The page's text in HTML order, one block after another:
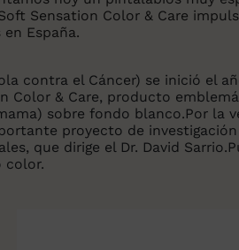
Sensation Color & Care
España.
contra el Cáncer) se inició el
Color & Care, producto
sobre fondo blanco.Por la
proyecto de
que dirige el Dr. David
color.